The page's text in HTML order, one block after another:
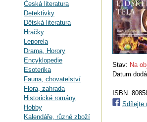
Česká literatura
Detektivky
Dětská literatura
Hračky
Leporela
Drama, Horory
Encyklopedie
Esoterika
Fauna, chovatelství
Flora, zahrada
Historické romány
Hobby
Kalendáře, různé zboží
Stav: Na
Datum
ISBN:
Sdílejte